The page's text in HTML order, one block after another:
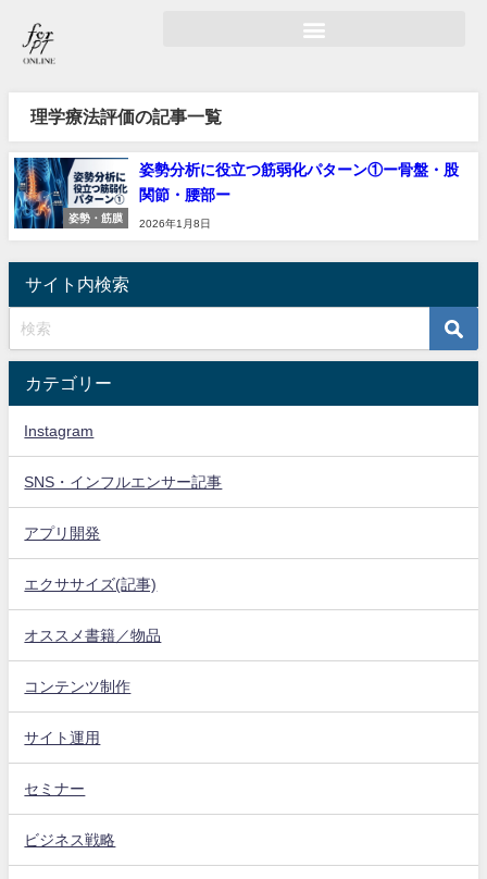
理学療法評価の記事一覧
姿勢・筋膜
姿勢分析に役立つ筋弱化パターン①ー骨盤・股
関節・腰部ー
2026年1月8日
サイト内検索
カテゴリー
Instagram
SNS・インフルエンサー記事
アプリ開発
エクササイズ(記事)
オススメ書籍／物品
コンテンツ制作
サイト運用
セミナー
ビジネス戦略